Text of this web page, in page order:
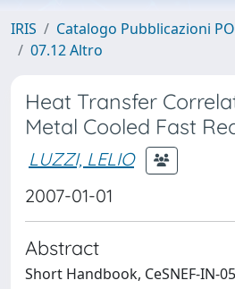
IRIS Catalogo Pubblicazioni
07.12 Altro
Heat Transfer
Metal Cooled Fast
LUZZI, LELIO
2007-01-01
Abstract
Short Handbook, CeSNEF-IN-